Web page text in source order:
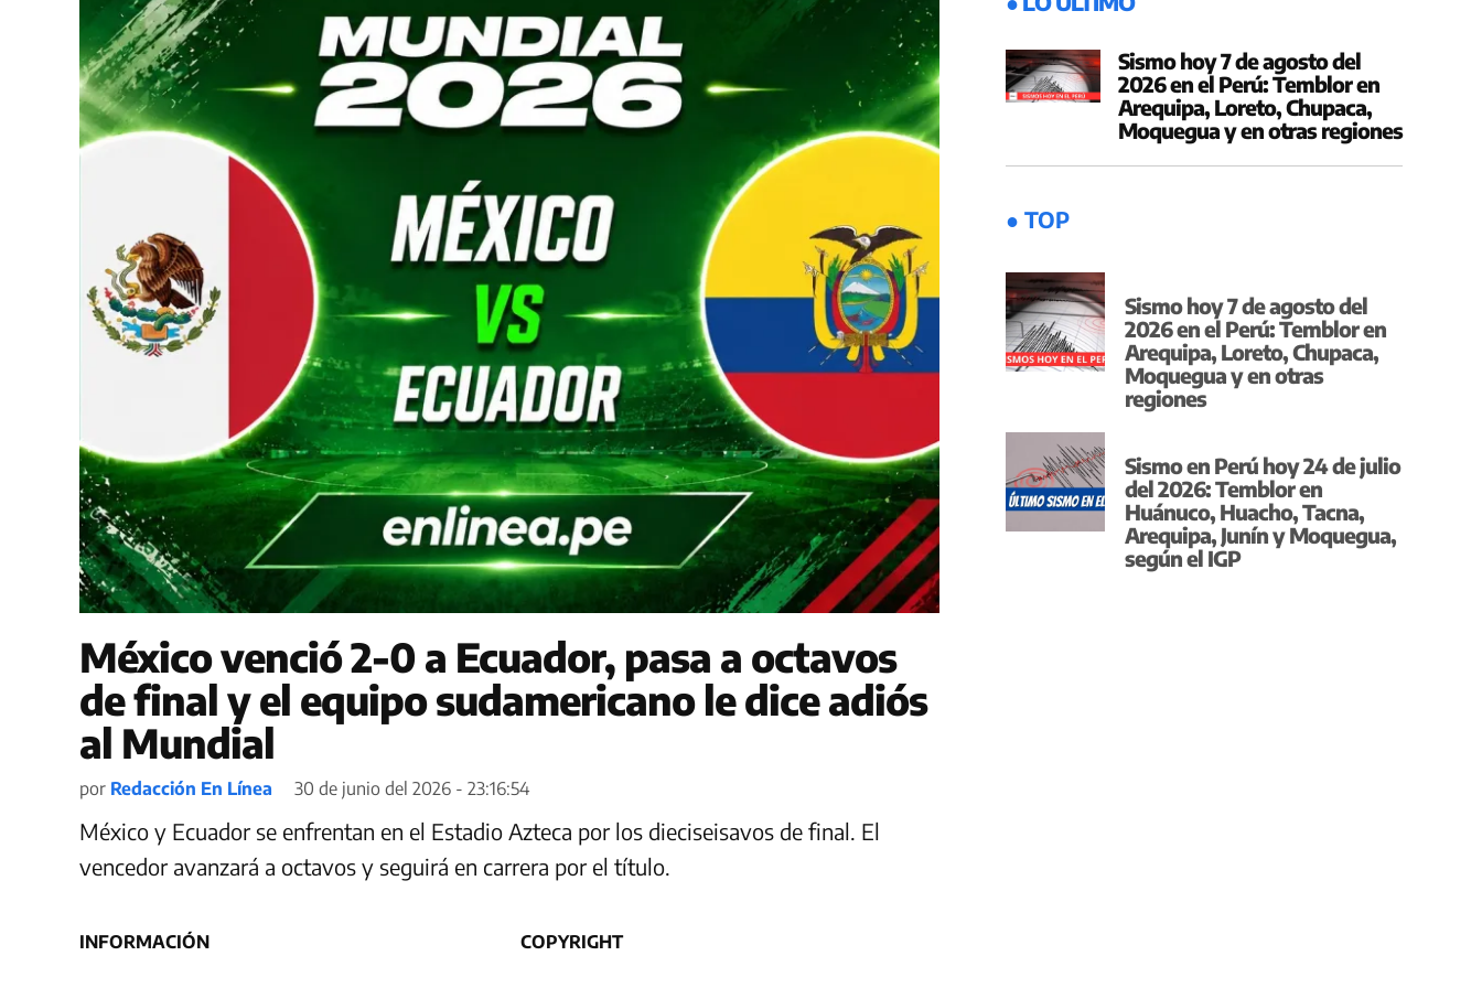
México venció 2-0 a Ecuador, pasa a octavos
de final y el equipo sudamericano le dice adiós
al Mundial
por Redacción En Línea 30 de junio del 2026 - 23:16:54
México y Ecuador se enfrentan en el Estadio Azteca por los dieciseisavos de final. El
vencedor avanzará a octavos y seguirá en carrera por el título.
Sismo hoy 7 de agosto del
2026 en el Perú: Temblor en
Arequipa, Loreto, Chupaca,
Moquegua y en otras regiones
● TOP
Sismo hoy 7 de agosto del
2026 en el Perú: Temblor en
Arequipa, Loreto, Chupaca,
Moquegua y en otras
regiones
Sismo en Perú hoy 24 de julio
del 2026: Temblor en
Huánuco, Huacho, Tacna,
Arequipa, Junín y Moquegua,
según el IGP
INFORMACIÓN COPYRIGHT